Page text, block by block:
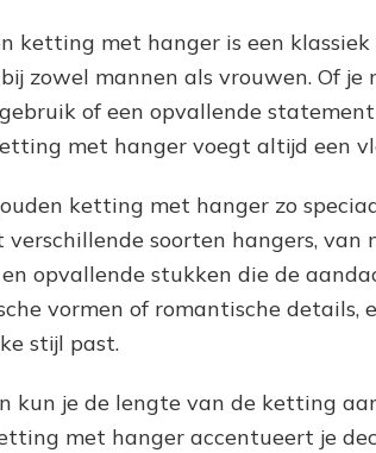
ketting met hanger is een
zowel mannen als vrouwen. Of
of een opvallende
met hanger voegt altijd een
ketting met hanger zo
verschillende soorten hangers,
opvallende stukken die de
vormen of romantische details,
stijl past.
kun je de lengte van de ketting
met hanger accentueert je